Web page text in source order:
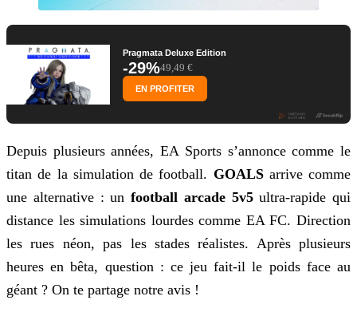
Pragmata Deluxe Edition
-29%49,49 €
EN PROFITER
Depuis plusieurs années, EA Sports s’annonce comme le
titan de la simulation de football. GOALSarrive comme
une alternative : un football arcade 5v5ultra-rapide qui
distance les simulations lourdes comme EA FC. Direction
les rues néon, pas les stades réalistes. Après plusieurs
heures en bêta, question : ce jeu fait-il le poids face au
géant ? On te partage notre avis !